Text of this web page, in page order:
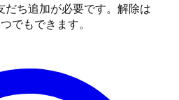
ち追加が必要です。解除は
でもできます。